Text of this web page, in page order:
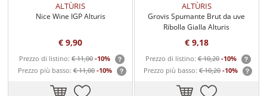
ALTÙRIS
Nice Wine IGP Alturis
€ 9,90
Prezzo di listino:€ 11,00 -10%
Prezzo più basso:€ 11,00 -10%
ALTÙRIS
Grovis Spumante Brut da uve
Ribolla Gialla Alturis
€ 9,18
Prezzo di listino:€ 10,20 -10%
Prezzo più basso:€ 10,20 -10%